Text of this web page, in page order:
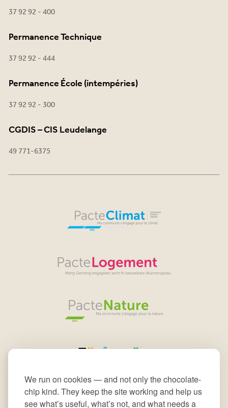
We run on cookies — and not only the chocolate-
chip kind. They keep the site working and help us
see what’s useful, what’s not, and what needs a
37 92 92 - 400
Permanence Technique
37 92 92 - 444
Permanence École (intempéries)
37 92 92 - 300
CGDIS – CIS Leudelange
49 771-6375